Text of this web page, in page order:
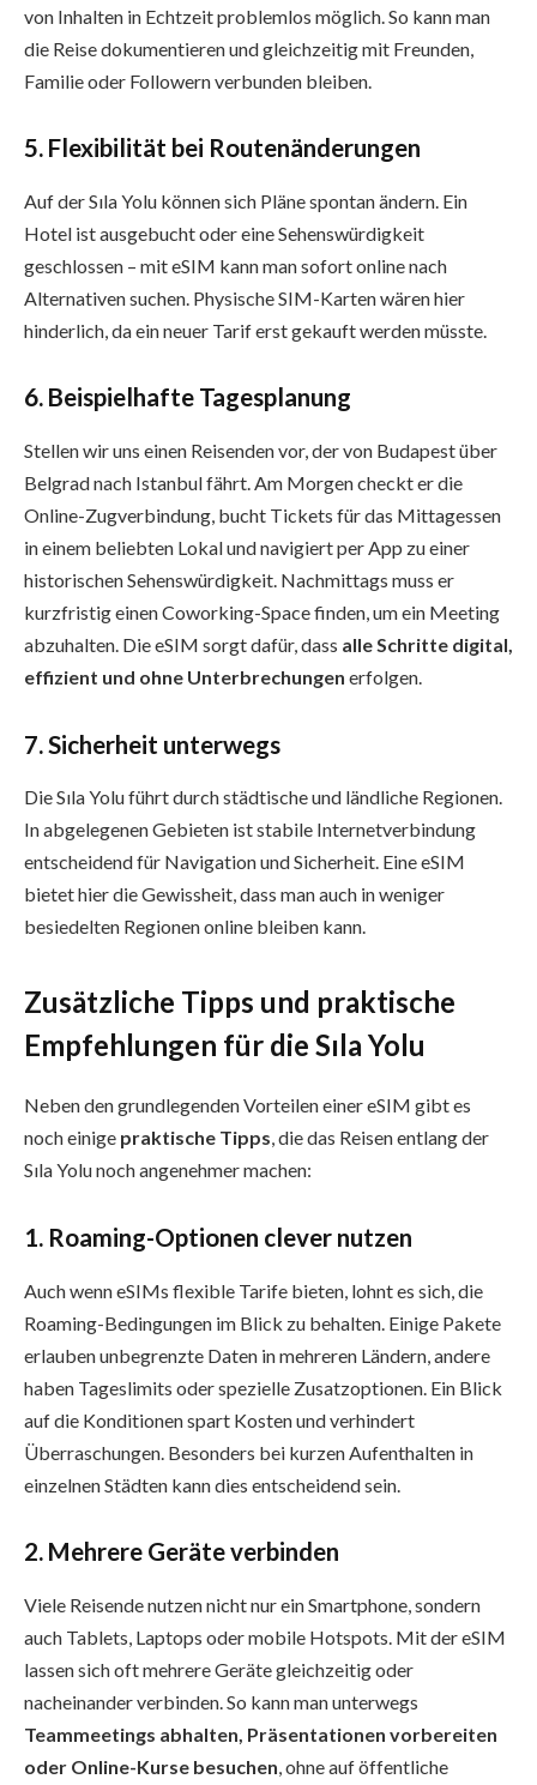
von Inhalten in Echtzeit problemlos möglich. So kann man
die Reise dokumentieren und gleichzeitig mit Freunden,
Familie oder Followern verbunden bleiben.
5. Flexibilität bei Routenänderungen
Auf der Sıla Yolu können sich Pläne spontan ändern. Ein
Hotel ist ausgebucht oder eine Sehenswürdigkeit
geschlossen – mit eSIM kann man sofort online nach
Alternativen suchen. Physische SIM-Karten wären hier
hinderlich, da ein neuer Tarif erst gekauft werden müsste.
6. Beispielhafte Tagesplanung
Stellen wir uns einen Reisenden vor, der von Budapest über
Belgrad nach Istanbul fährt. Am Morgen checkt er die
Online-Zugverbindung, bucht Tickets für das Mittagessen
in einem beliebten Lokal und navigiert per App zu einer
historischen Sehenswürdigkeit. Nachmittags muss er
kurzfristig einen Coworking-Space finden, um ein Meeting
abzuhalten. Die eSIM sorgt dafür, dass alle Schritte digital,
effizient und ohne Unterbrechungen erfolgen.
7. Sicherheit unterwegs
Die Sıla Yolu führt durch städtische und ländliche Regionen.
In abgelegenen Gebieten ist stabile Internetverbindung
entscheidend für Navigation und Sicherheit. Eine eSIM
bietet hier die Gewissheit, dass man auch in weniger
besiedelten Regionen online bleiben kann.
Zusätzliche Tipps und praktische
Empfehlungen für die Sıla Yolu
Neben den grundlegenden Vorteilen einer eSIM gibt es
noch einige praktische Tipps, die das Reisen entlang der
Sıla Yolu noch angenehmer machen:
1. Roaming-Optionen clever nutzen
Auch wenn eSIMs flexible Tarife bieten, lohnt es sich, die
Roaming-Bedingungen im Blick zu behalten. Einige Pakete
erlauben unbegrenzte Daten in mehreren Ländern, andere
haben Tageslimits oder spezielle Zusatzoptionen. Ein Blick
auf die Konditionen spart Kosten und verhindert
Überraschungen. Besonders bei kurzen Aufenthalten in
einzelnen Städten kann dies entscheidend sein.
2. Mehrere Geräte verbinden
Viele Reisende nutzen nicht nur ein Smartphone, sondern
auch Tablets, Laptops oder mobile Hotspots. Mit der eSIM
lassen sich oft mehrere Geräte gleichzeitig oder
nacheinander verbinden. So kann man unterwegs
Teammeetings abhalten, Präsentationen vorbereiten
oder Online-Kurse besuchen , ohne auf öffentliche